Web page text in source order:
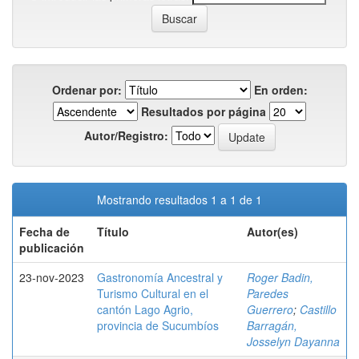
Ordenar por:
En orden:
Resultados por página
Autor/Registro:
Mostrando resultados 1 a 1 de 1
Fecha de
publicación
Título Autor(es)
23-nov-2023
Gastronomía Ancestral y
Turismo Cultural en el
cantón Lago Agrio,
provincia de Sucumbíos
Roger Badin,
Paredes
Guerrero; Castillo
Barragán,
Josselyn Dayanna